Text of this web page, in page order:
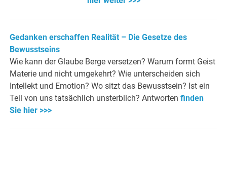
Gedanken erschaffen Realität – Die Gesetze des
Bewusstseins
Wie kann der Glaube Berge versetzen? Warum formt Geist
Materie und nicht umgekehrt? Wie unterscheiden sich
Intellekt und Emotion? Wo sitzt das Bewusstsein? Ist ein
Teil von uns tatsächlich unsterblich? Antwortenfinden
Sie hier >>>